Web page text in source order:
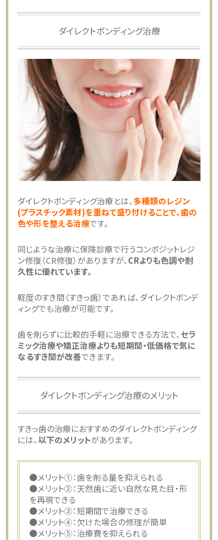
ダイレクトボンディング治療
ダイレクトボンディング治療とは、多種類のレジン
(プラスチック素材)を重ねて盛り付けることで、歯の
色や形を整える治療です。
同じような治療に保険診療で行うコンポジットレジ
ン修復（CR修復）がありますが、CRよりも色調や耐
久性に優れています。
軽度のすき間（すきっ歯）であれば、ダイレクトボンデ
ィングでも治療が可能です。
歯を削らずに比較的手軽に治療できる方法で、セラ
ミック治療や矯正治療よりも短期間・低価格で気に
なるすき間が改善できます。
ダイレクトボンディング治療のメリット
すきっ歯の治療におすすめのダイレクトボンディング
には、以下のメリットがあります。
●メリット①：歯を削る量を抑えられる
●メリット②：天然歯に近い自然な見た目・形
を再現できる
●メリット③：短期間で治療できる
●メリット④：欠けた場合の修理が簡単
●メリット⑤：治療費を抑えられる